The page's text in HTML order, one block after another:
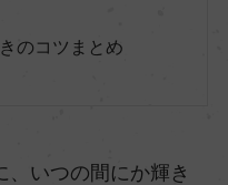
のコツまとめ
、いつの間にか輝き